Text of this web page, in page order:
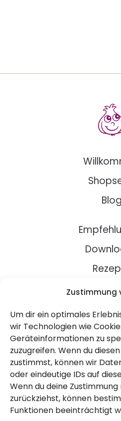
Zustimmung
Um dir ein optimales
wir Technologien wie
Geräteinformationen zu
zuzugreifen. Wenn du
zustimmst, können wir
oder eindeutige IDs auf
Wenn du deine
zurückziehst, können
Funktionen beeinträchtigt
Blog
Über
AGB